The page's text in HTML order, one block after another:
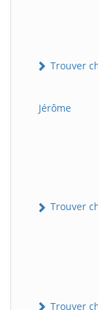
Trouver
Jérôme
Trouver
Trouver